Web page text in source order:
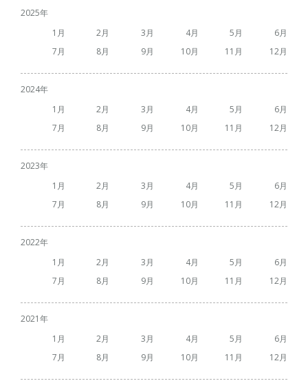
2025
1
2 3 4 5
6
7
8 9 10 11 12
2024
1
2 3 4 5
6
7
8 9 10 11 12
2023
1
2 3 4 5
6
7
8 9 10 11 12
2022
1
2 3 4 5
6
7
8 9 10 11 12
2021
1
2 3 4 5
6
7
8 9 10 11 12